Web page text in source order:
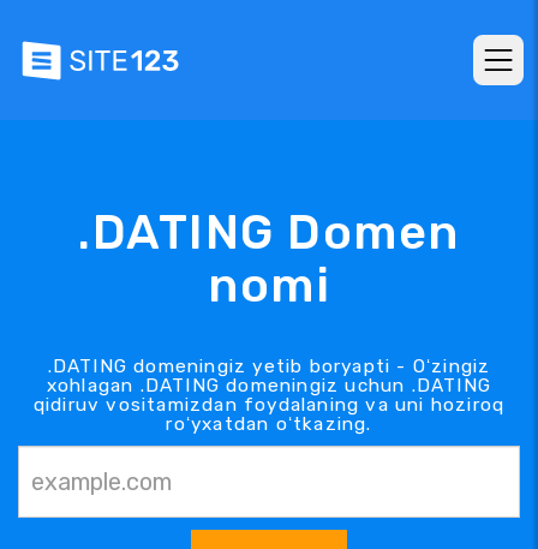
.DATING Domen
nomi
.DATING domeningiz yetib boryapti - Oʻzingiz
xohlagan .DATING domeningiz uchun .DATING
qidiruv vositamizdan foydalaning va uni hoziroq
roʻyxatdan oʻtkazing.